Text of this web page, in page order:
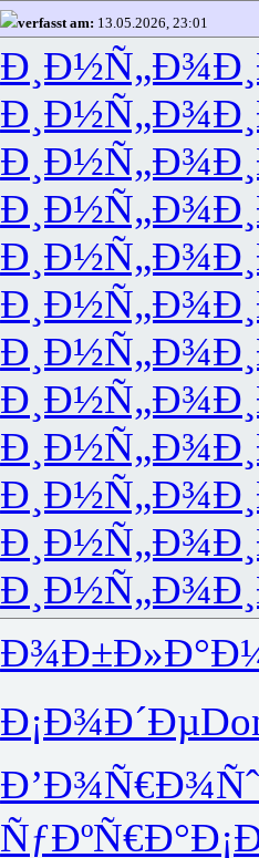
verfasst am: 13.05.2026, 23:01
Ð¸Ð½Ñ„Ð¾
Ð¸Ð½Ñ„Ð¾
Ð¸Ð½Ñ„Ð¾
Ð¸Ð½Ñ„Ð¾
Ð¸Ð½Ñ„Ð¾
Ð¸Ð½Ñ„Ð¾
Ð¸Ð½Ñ„Ð¾
Ð¸Ð½Ñ„Ð¾
Ð¸Ð½Ñ„Ð¾
Ð¸Ð½Ñ„Ð¾
Ð¸Ð½Ñ„Ð¾
Ð¸Ð½Ñ„Ð¾
Ð¾Ð±Ð»Ð°
Ð¡Ð¾Ð´Ðµ
Ð’Ð¾Ñ€Ð¾
ÑƒÐºÑ€Ð°